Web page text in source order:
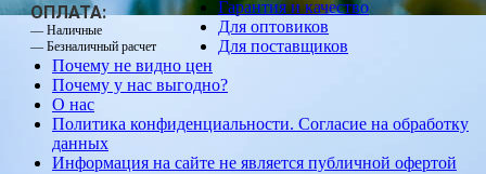
ОПЛАТА:
— Наличные
— Безналичный расчет
Гарантия и качество
Для оптовиков
Для поставщиков
Почему не видно цен
Почему у нас выгодно?
О нас
Политика конфиденциальности. Согласие на обработку
данных
Информация на сайте не является публичной офертой